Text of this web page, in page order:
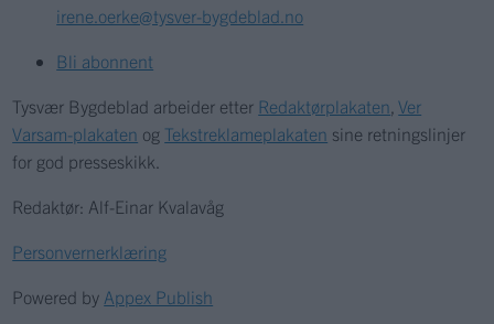
irene.oerke@tysver-bygdeblad.no
Bli abonnent
Tysvær Bygdeblad arbeider etter Redaktørplakaten ,Ver
Varsam-plakaten og Tekstreklameplakaten sine retningslinjer
for god presseskikk.
Redaktør: Alf-Einar Kvalavåg
Personvernerklæring
Powered by Appex Publish